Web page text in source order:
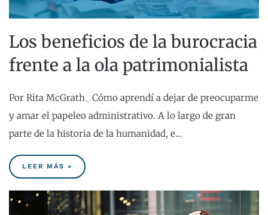
Los beneficios de la burocracia
frente a la ola patrimonialista
Por Rita McGrath_ Cómo aprendí a dejar de preocuparme
y amar el papeleo administrativo. A lo largo de gran
parte de la historia de la humanidad, e…
LEER MÁS »